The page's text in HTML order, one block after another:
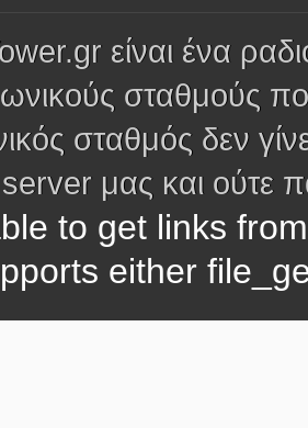
είναι ένα
σταθμούς
σταθμός δεν
server μας και ούτε
to get links
either